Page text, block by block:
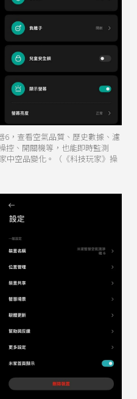
6，查看空氣品質、歷史數據、濾
控、開關機等，也能即時監測
中空品變化。（《科技玩家》操